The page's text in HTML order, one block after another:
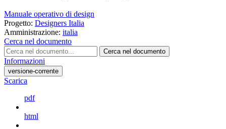
Manuale operativo di design
Progetto: Designers Italia
Amministrazione: italia
Cerca nel documento
Cerca nel documento
Informazioni
versione-corrente
Scarica
pdf
html